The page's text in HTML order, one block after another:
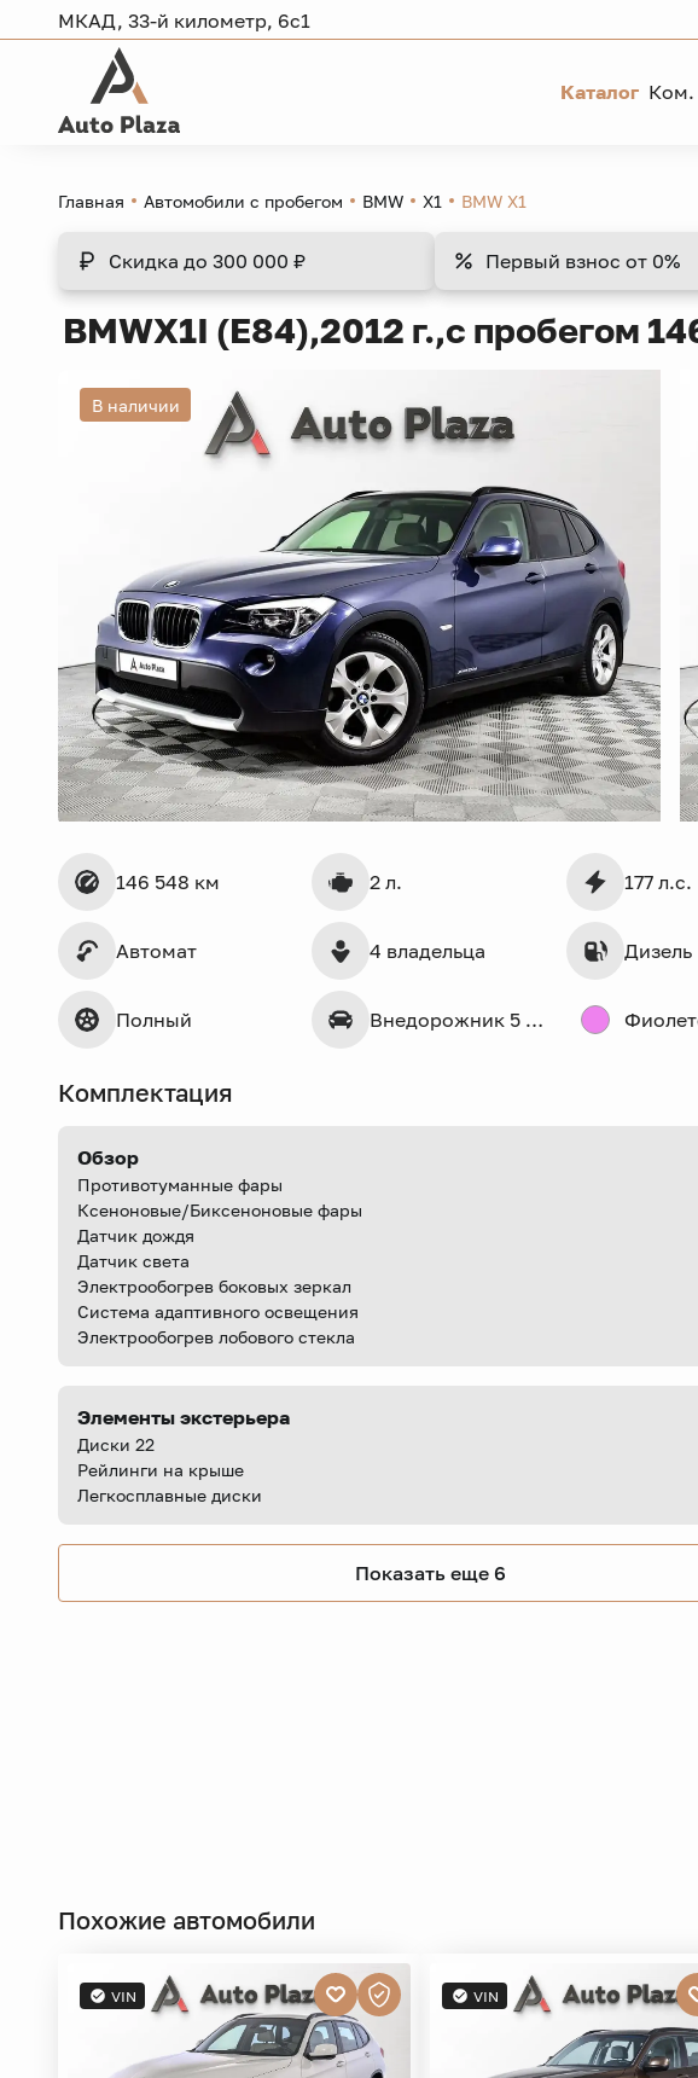
МКАД, 33-й километр, 6с1
Каталог Ком.
Главная Автомобили с пробегом BMW X1 BMW X1
Скидка до 300 000 ₽ Первый взнос от 0%
BMWX1I (E84),2012 г.,с пробегом
В наличии
146 548 км 2 л. 177 л.с.
Автомат 4 владельца Дизель
Полный Внедорожник 5 дв.
Комплектация
Обзор
Противотуманные фары
Ксеноновые/Биксеноновые фары
Датчик дождя
Датчик света
Электрообогрев боковых зеркал
Система адаптивного освещения
Электрообогрев лобового стекла
Элементы экстерьера
Диски 22
Рейлинги на крыше
Легкосплавные диски
Показать еще 6
Похожие автомобили
VIN VIN